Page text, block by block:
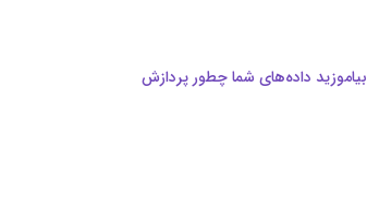
بیاموزید داده‌های شما چطور پردازش